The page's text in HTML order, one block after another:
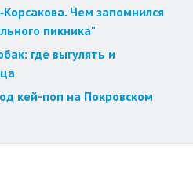
Чем запомнился
пикника"
где выгулять и
кей-поп на Покровском